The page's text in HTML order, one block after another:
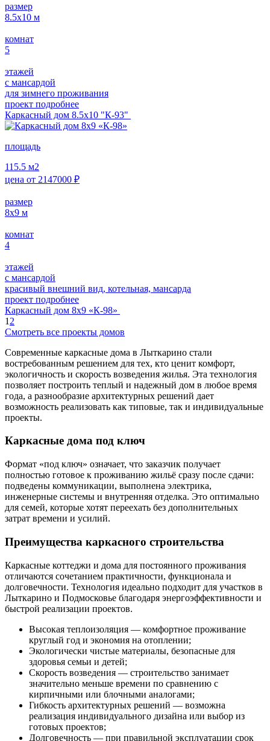
размер
8.5х10 м
комнат
5
этажей
с мансардой
для зимнего проживания
проект подробнее
Каркасный дом 8.5х10 "К-93"
площадь
115.5 м2
цена от 2147000 ₽
размер
8х9 м
комнат
4
этажей
с мансардой
красивый внешний вид, котельная, мансарда
проект подробнее
Каркасный дом 8х9 «К-98»
1 2
Смотреть все проекты домов
Современные каркасные дома в Лыткарино стали
востребованным решением для тех, кто ценит комфорт,
экологичность и скорость возведения жилья. Эта технология
позволяет построить теплый и надежный дом в любое время
года, а разнообразие архитектурных решений дает
возможность реализовать как типовые, так и индивидуальные
проекты.
Каркасные дома под ключ
Формат «под ключ» означает, что заказчик получает
полностью готовое к проживанию жильё сразу после сдачи:
подведены коммуникации, выполнена электрика,
инженерные системы и внутренняя отделка. Это оптимально
для семей, которые хотят переехать без дополнительных
затрат времени и усилий.
Преимущества каркасного строительства
Каркасные коттеджи и дома для постоянного проживания
отличаются сочетанием практичности, функционала и
долговечности. Технология идеально подходит для участков в
Лыткарино и Подмосковье благодаря энергоэффективности и
быстрой реализации проектов.
Высокая теплоизоляция — комфортное проживание
круглый год и экономия на отоплении;
Экологически чистые материалы, безопасные для
здоровья семьи и детей;
Скорость возведения — строительство занимает
значительно меньше времени по сравнению с
кирпичными или блочными аналогами;
Гибкость архитектурных решений — возможна
реализация индивидуального дизайна или выбор из
готовых проектов;
Долговечность — при правильной эксплуатации срок